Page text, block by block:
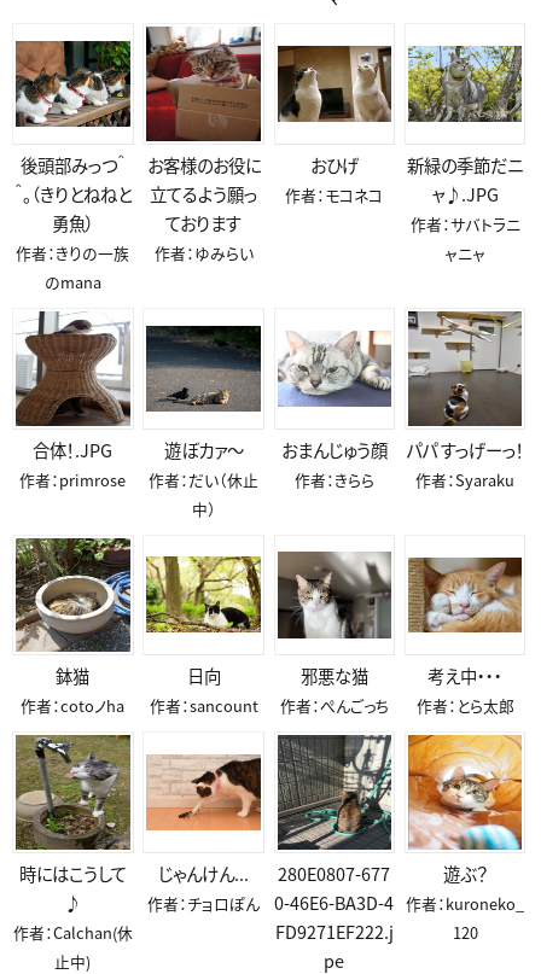
後頭部みっつ＾
＾。（きりとねねと
勇魚）
作者：きりの一族
のmana
お客様のお役に
立てるよう願っ
ております
作者：ゆみらい
おひげ
作者：モコネコ
新緑の季節だニ
ャ♪.JPG
作者：サバトラニ
ャニャ
合体！.JPG
作者：primrose
遊ぼカァ～
作者：だい（休止
中）
おまんじゅう顔
作者：きらら
パパ すっげーっ！
作者：Syaraku
鉢猫
作者：cotoノha
日向
作者：sancount
邪悪な猫
作者：ぺんごっち
考え中・・・
作者：とら太郎
時にはこうして
♪
作者：Calchan(休
止中)
じゃんけん...
作者：チョロぽん
280E0807-677
0-46E6-BA3D-4
FD9271EF222.j
pe
遊ぶ？
作者：kuroneko_
120